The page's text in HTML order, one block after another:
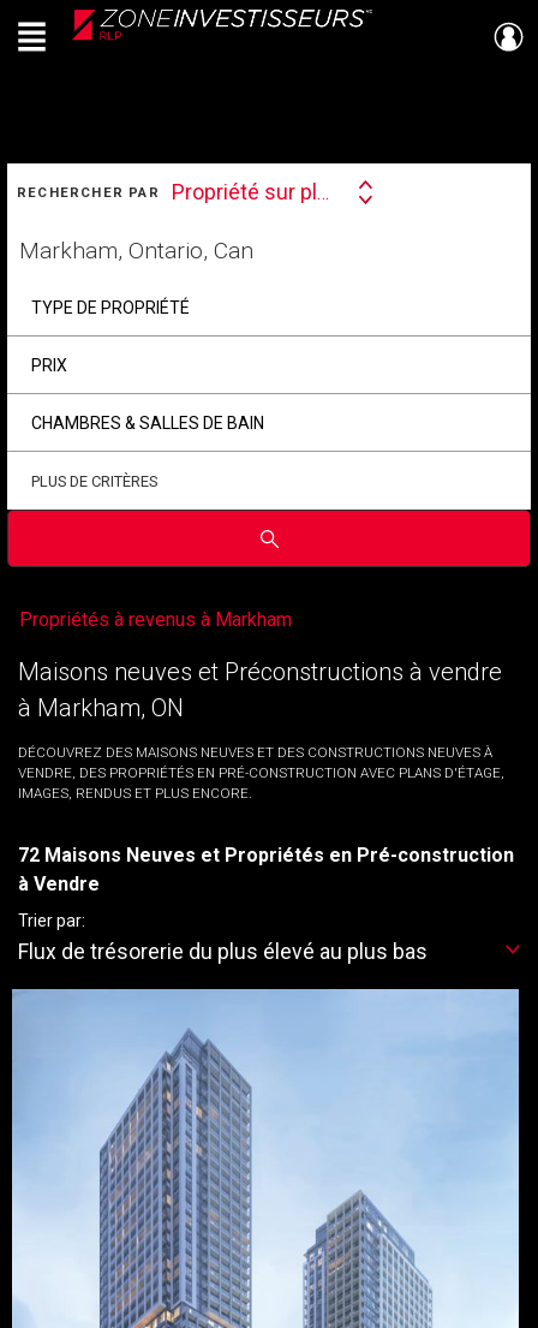
Live
En Direct
Menu
RECHERCHER PAR
Search
Propriété sur plan
votre
TYPE DE PROPRIÉTÉ
PRIX
CHAMBRES & SALLES DE BAIN
PLUS DE CRITÈRES
Soumettre
Propriétés à revenus à Markham
Maisons neuves et Préconstructions à vendre
à Markham, ON
DÉCOUVREZ DES MAISONS NEUVES ET DES CONSTRUCTIONS NEUVES À
VENDRE, DES PROPRIÉTÉS EN PRÉ-CONSTRUCTION AVEC PLANS D'ÉTAGE,
IMAGES, RENDUS ET PLUS ENCORE.
72 Maisons Neuves et Propriétés en Pré-construction
à Vendre
Trier par:
Flux de trésorerie du plus élevé au plus bas